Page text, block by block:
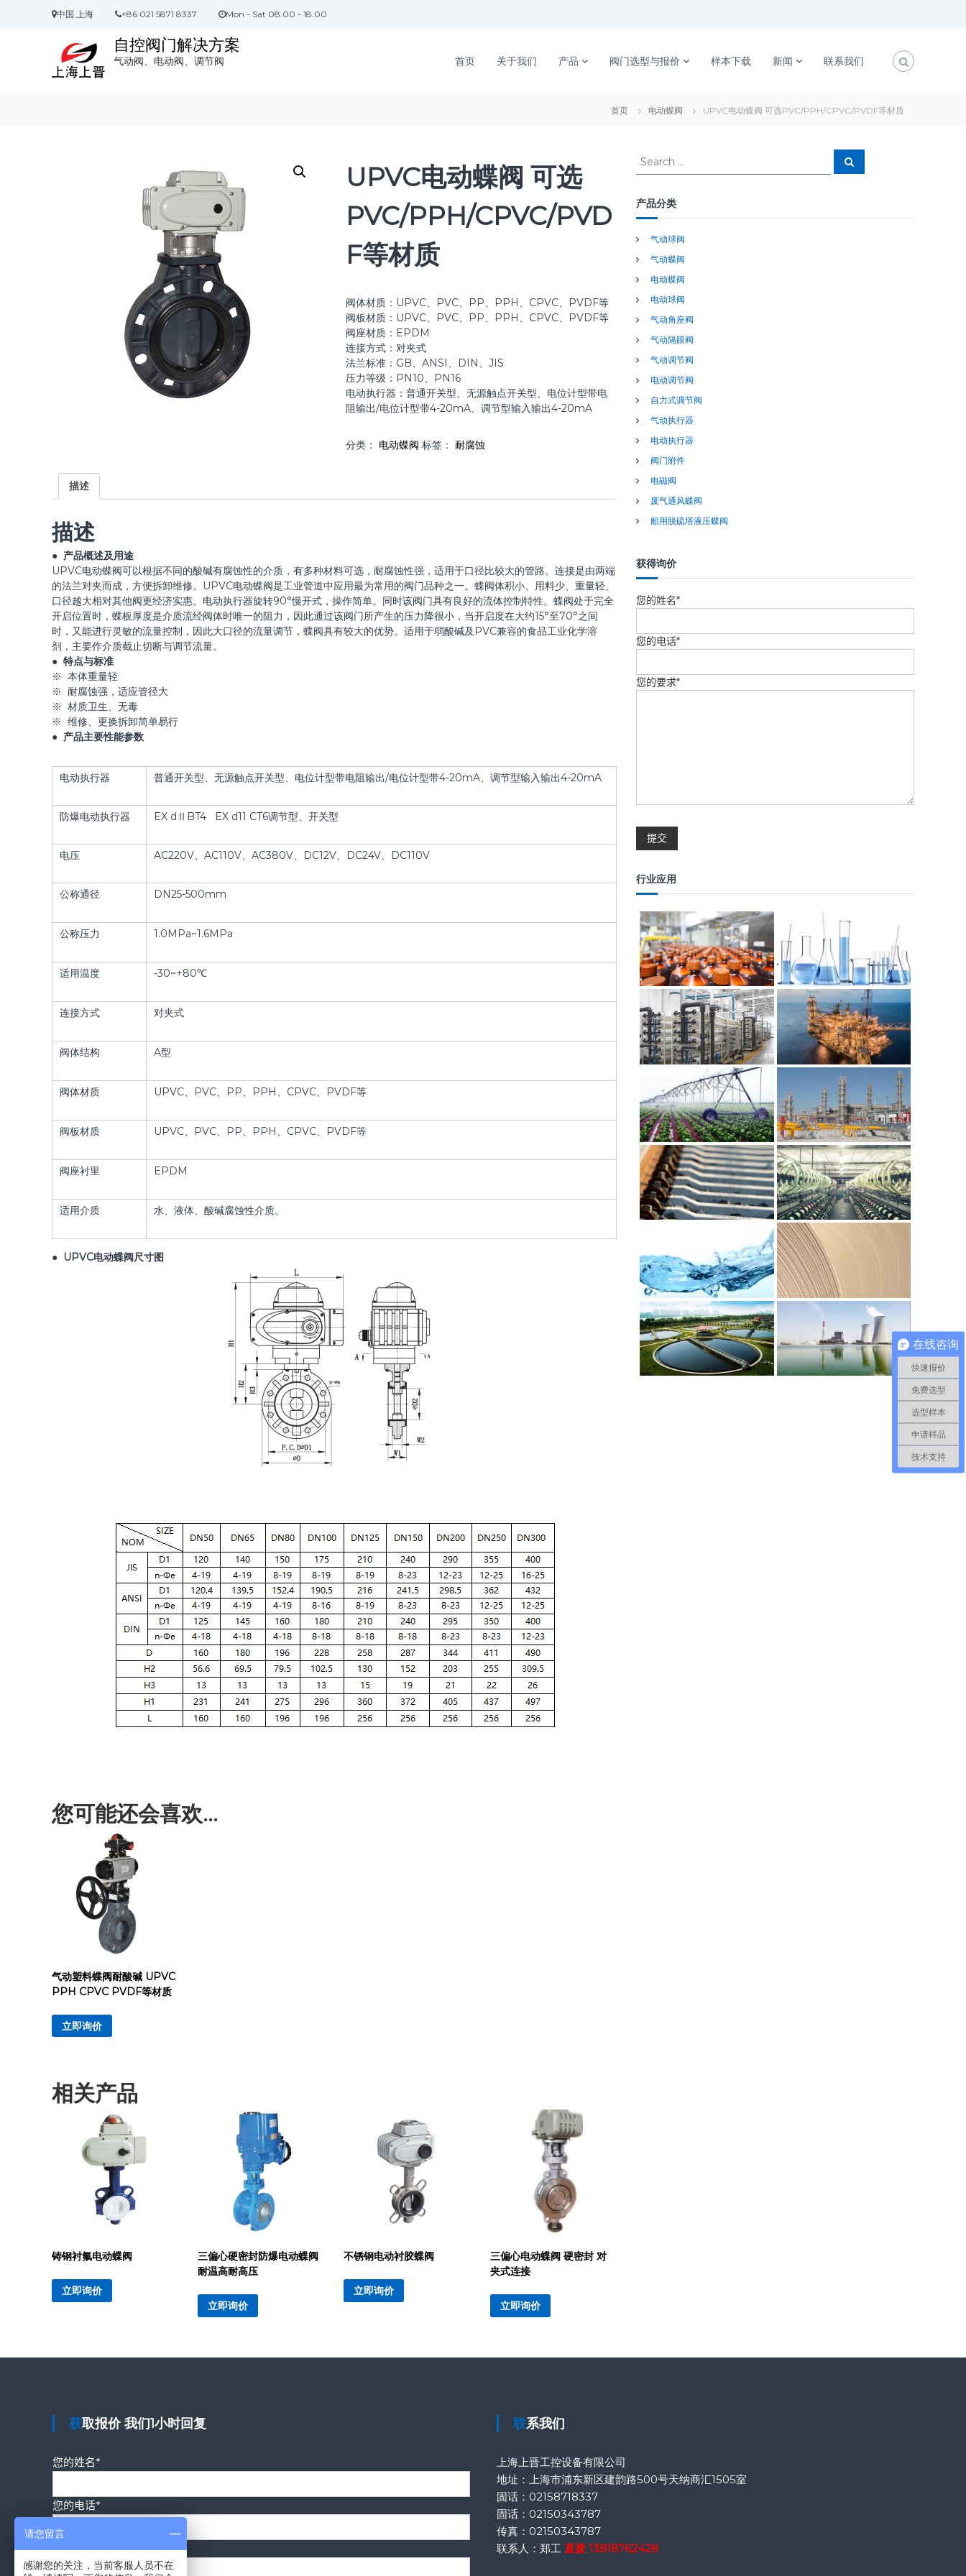
中国.上海 +86 021 5871 8337 Mon - Sat 08.00 - 18.00
自控阀门解决方案
气动阀、电动阀、调节阀 首页 关于我们 产品 阀门选型与报价 样本下载 新闻 联系我们
首页 电动蝶阀 UPVC电动蝶阀 可选PVC/PPH/CPVC/PVDF等材质
UPVC电动蝶阀 可选
PVC/PPH/CPVC/PVD
F等材质
阀体材质：UPVC、PVC、PP、PPH、CPVC、PVDF等
阀板材质：UPVC、PVC、PP、PPH、CPVC、PVDF等
阀座材质：EPDM
连接方式：对夹式
法兰标准：GB、ANSI、DIN、JIS
压力等级：PN10、PN16
电动执行器：普通开关型、无源触点开关型、电位计型带电
阻输出/电位计型带4-20mA、调节型输入输出4-20mA
分类： 电动蝶阀 标签： 耐腐蚀
描述
描述
● 产品概述及用途
UPVC电动蝶阀可以根据不同的酸碱有腐蚀性的介质，有多种材料可选，耐腐蚀性强，适用于口径比较大的管路。连接是由两端
的法兰对夹而成，方便拆卸维修。UPVC电动蝶阀是工业管道中应用最为常用的阀门品种之一。蝶阀体积小、用料少、重量轻、
口径越大相对其他阀更经济实惠。电动执行器旋转90°慢开式，操作简单。同时该阀门具有良好的流体控制特性。蝶阀处于完全
开启位置时，蝶板厚度是介质流经阀体时唯一的阻力，因此通过该阀门所产生的压力降很小，当开启度在大约15°至70°之间
时，又能进行灵敏的流量控制，因此大口径的流量调节，蝶阀具有较大的优势。适用于弱酸碱及PVC兼容的食品工业化学溶
剂，主要作介质截止切断与调节流量。
● 特点与标准
※ 本体重量轻
※ 耐腐蚀强，适应管径大
※ 材质卫生、无毒
※ 维修、更换拆卸简单易行
● 产品主要性能参数
电动执行器 普通开关型、无源触点开关型、电位计型带电阻输出/电位计型带4-20mA、调节型输入输出4-20mA
防爆电动执行器 EX dⅡBT4 EX d11 CT6调节型、开关型
电压 AC220V、AC110V、AC380V、DC12V、DC24V、DC110V
公称通径 DN25-500mm
公称压力 1.0MPa~1.6MPa
适用温度 -30~+80℃
连接方式 对夹式
阀体结构 A型
阀体材质 UPVC、PVC、PP、PPH、CPVC、PVDF等
阀板材质 UPVC、PVC、PP、PPH、CPVC、PVDF等
阀座衬里 EPDM
适用介质 水、液体、酸碱腐蚀性介质。
● UPVC电动蝶阀尺寸图
您可能还会喜欢…
气动塑料蝶阀耐酸碱 UPVC
PPH CPVC PVDF等材质
立即询价
相关产品
铸钢衬氟电动蝶阀
立即询价
三偏心硬密封防爆电动蝶阀
耐温高耐高压
立即询价
不锈钢电动衬胶蝶阀
立即询价
三偏心电动蝶阀 硬密封 对
夹式连接
立即询价
S
r
c
f
o
r
S
e
产品分类
气动球阀
气动蝶阀
电动蝶阀
电动球阀
气动角座阀
气动隔膜阀
气动调节阀
电动调节阀
自力式调节阀
气动执行器
电动执行器
阀门附件
电磁阀
废气通风蝶阀
船用脱硫塔液压蝶阀
获得询价
您的姓名*
您的电话*
您的要求*
行业应用
获取报价 我们1小时回复
您的姓名*
您的电话*
您的要求*
联系我们
上海上晋工控设备有限公司
地址：上海市浦东新区建韵路500号天纳商汇1505室
固话： 02158718337
固话： 02150343787
传真： 02150343787
联系人：郑工 直拨13818762428
在线咨询
快速报价
免费选型
选型样本
申请样品
技术支持
请您留言
感谢您的关注，当前客服人员不在